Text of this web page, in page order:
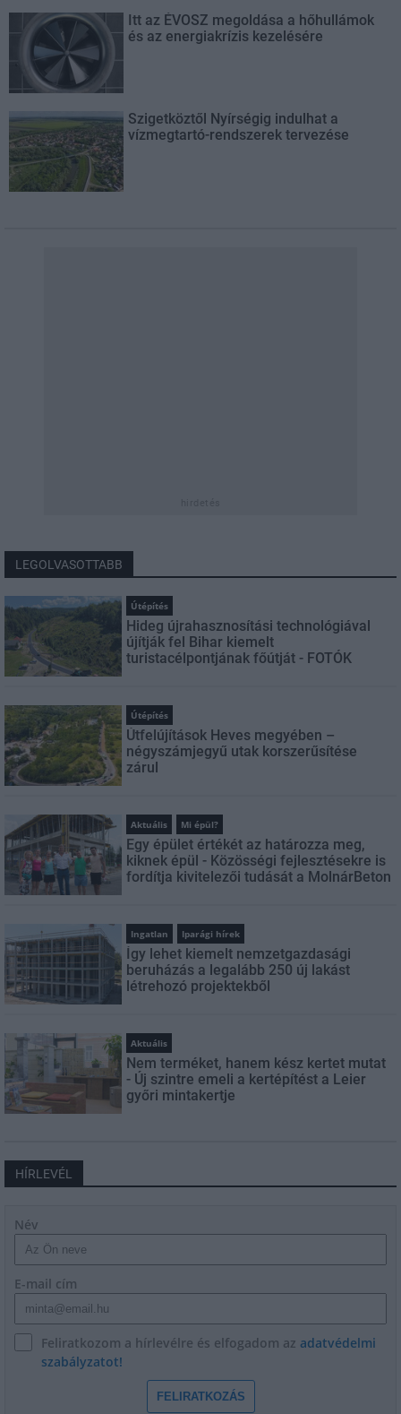
Itt az ÉVOSZ megoldása a hőhullámok
és az energiakrízis kezelésére
Szigetköztől Nyírségig indulhat a
vízmegtartó-rendszerek tervezése
LEGOLVASOTTABB
Útépítés
Hideg újrahasznosítási technológiával
újítják fel Bihar kiemelt
turistacélpontjának főútját - FOTÓK
Útépítés
Útfelújítások Heves megyében –
négyszámjegyű utak korszerűsítése
zárul
Aktuális Mi épül?
Egy épület értékét az határozza meg,
kiknek épül - Közösségi fejlesztésekre is
fordítja kivitelezői tudását a MolnárBeton
Ingatlan Iparági hírek
Így lehet kiemelt nemzetgazdasági
beruházás a legalább 250 új lakást
létrehozó projektekből
Aktuális
Nem terméket, hanem kész kertet mutat
- Új szintre emeli a kertépítést a Leier
győri mintakertje
HÍRLEVÉL
Név
E-mail cím
Feliratkozom a hírlevélre és elfogadom az adatvédelmi
szabályzatot!
FELIRATKOZÁS